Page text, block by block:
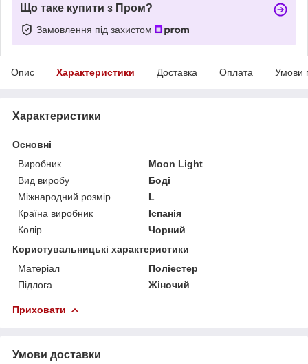
Що таке купити з Пром?
Замовлення під захистом
Опис Характеристики Доставка Оплата Умови
Характеристики
Основні
Виробник
Moon Light
Вид виробу
Боді
Міжнародний розмір
L
Країна виробник
Іспанія
Колір
Чорний
Користувальницькі характеристики
Матеріал
Поліестер
Підлога
Жіночий
Приховати
Умови доставки